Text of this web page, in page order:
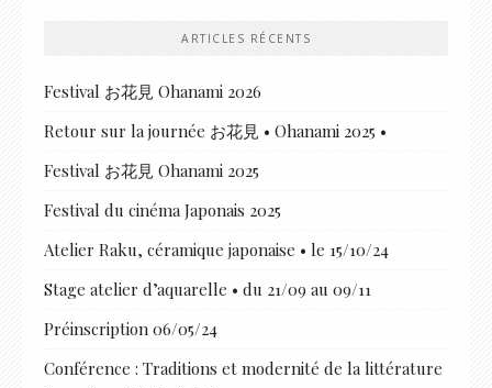
ARTICLES RÉCENTS
Festival お花見 Ohanami 2026
Retour sur la journée お花見 • Ohanami 2025 •
Festival お花見 Ohanami 2025
Festival du cinéma Japonais 2025
Atelier Raku, céramique japonaise • le 15/10/24
Stage atelier d’aquarelle • du 21/09 au 09/11
Préinscription 06/05/24
Conférence : Traditions et modernité de la littérature